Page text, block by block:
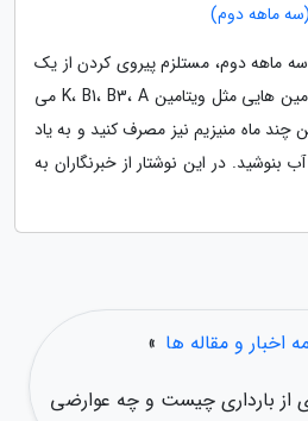
(سه ماهه دوم)
سه ماهه دوم، مستلزم پیروی کردن از یک
رژیم سرشار از پروتئین و ویتامین هایی مثل ویتامین K، B1، B3، A می
چند ماه منیزیم نیز مصرف کنید و به یاد
بنوشید. در این نوشتار از خبرنگاران به
اخبار و مقاله ها »
بارداری چیست و چه عوارضی